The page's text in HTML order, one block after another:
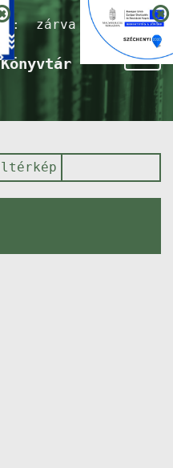
ma:zárva